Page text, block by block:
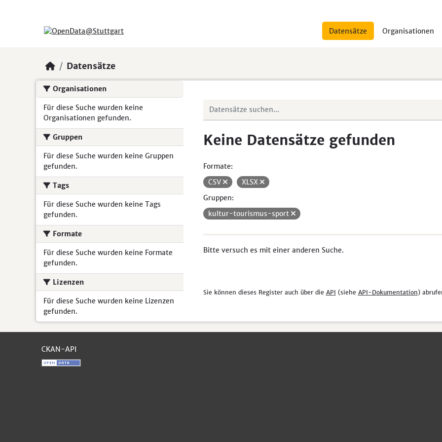
Datensätze Organisationen
Datensätze
Organisationen
Für diese Suche wurden keine
Organisationen gefunden.
Gruppen
Für diese Suche wurden keine Gruppen
gefunden.
Tags
Für diese Suche wurden keine Tags
gefunden.
Formate
Für diese Suche wurden keine Formate
gefunden.
Lizenzen
Für diese Suche wurden keine Lizenzen
gefunden.
Keine Datensätze gefunden
Formate:
CSV
XLSX
Gruppen:
kultur-tourismus-sport
Bitte versuch es mit einer anderen Suche.
Sie können dieses Register auch über die API (siehe API-Dokumentation)
CKAN-API